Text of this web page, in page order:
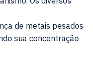
de metais pesados
sua concentração